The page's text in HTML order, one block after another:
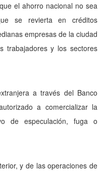
el ahorro nacional no sea
se revierta en créditos
empresas de la ciudad
trabajadores y los sectores
a través del Banco
a comercializar la
de especulación, fuga o
y de las operaciones de